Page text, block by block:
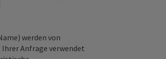
werden von
Anfrage verwendet